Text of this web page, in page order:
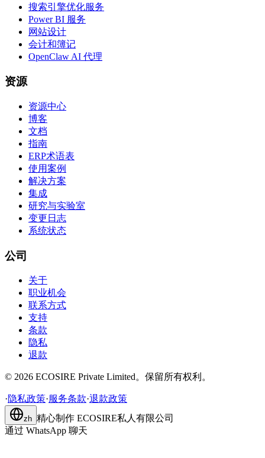
搜索引擎优化服务
Power BI 服务
网站设计
会计和簿记
OpenClaw AI 代理
资源
资源中心
博客
文档
指南
ERP术语表
使用案例
解决方案
集成
研究与实验室
变更日志
系统状态
公司
关于
职业机会
联系方式
支持
条款
隐私
退款
© 2026 ECOSIRE Private Limited。保留所有权利。
·隐私政策·服务条款·退款政策
zh 精心制作 ECOSIRE私人有限公司
通过 WhatsApp 聊天